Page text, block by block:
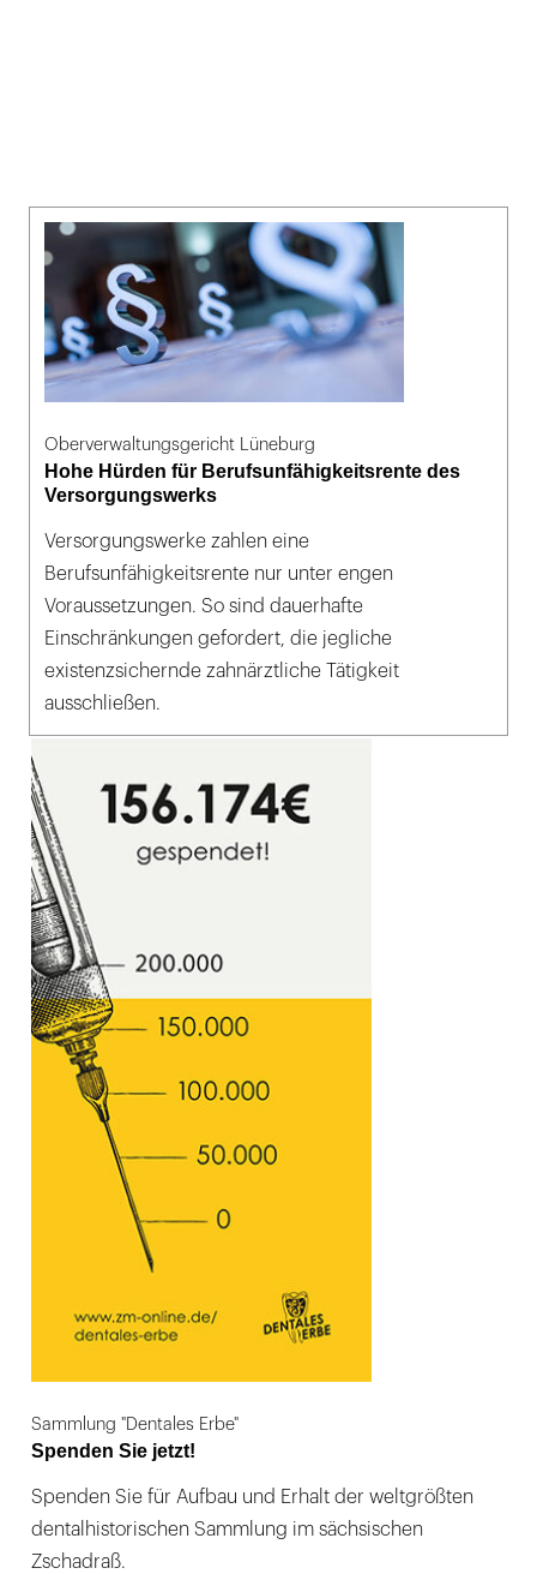
Oberverwaltungsgericht Lüneburg
Hohe Hürden für Berufsunfähigkeitsrente des
Versorgungswerks
Versorgungswerke zahlen eine
Berufsunfähigkeitsrente nur unter engen
Voraussetzungen. So sind dauerhafte
Einschränkungen gefordert, die jegliche
existenzsichernde zahnärztliche Tätigkeit
ausschließen.
Sammlung "Dentales Erbe"
Spenden Sie jetzt!
Spenden Sie für Aufbau und Erhalt der weltgrößten
dentalhistorischen Sammlung im sächsischen
Zschadraß.